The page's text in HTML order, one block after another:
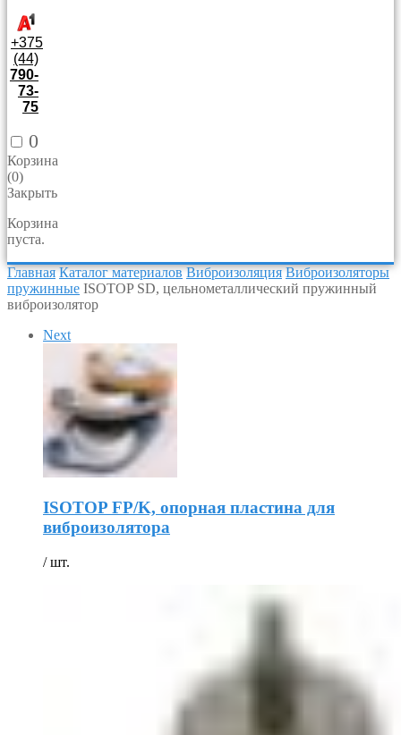
+375
(44)
790-
73-
75
0
Корзина
(0)
Закрыть
Корзина
пуста.
Главная Каталог материалов Виброизоляция Виброизоляторы
пружинные ISOTOP SD, цельнометаллический пружинный
виброизолятор
Next
ISOTOP FP/K, опорная пластина для
виброизолятора
/ шт.